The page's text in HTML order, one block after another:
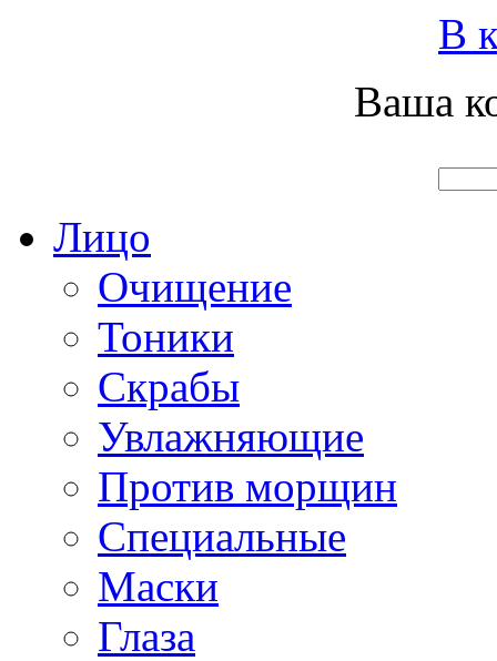
В
Ваша
Лицо
Очищение
Тоники
Скрабы
Увлажняющие
Против морщин
Специальные
Маски
Глаза